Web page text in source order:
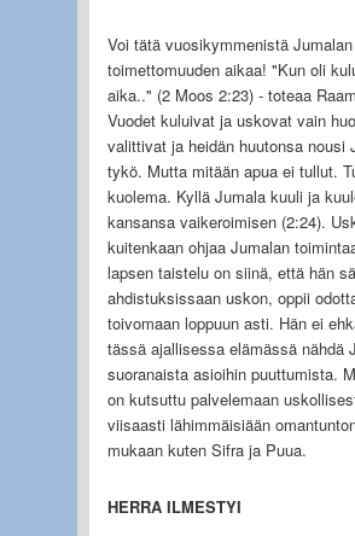
Voi tätä vuosikymmenistä Jumalan
toimettomuuden aikaa! "Kun oli
aika.." (2 Moos 2:23) - toteaa
Vuodet kuluivat ja uskovat vain
valittivat ja heidän huutonsa nousi
tykö. Mutta mitään apua ei tullut.
kuolema. Kyllä Jumala kuuli ja
kansansa vaikeroimisen (2:24).
kuitenkaan ohjaa Jumalan
lapsen taistelu on siinä, että hän
ahdistuksissaan uskon, oppii
toivomaan loppuun asti. Hän ei
tässä ajallisessa elämässä nähdä
suoranaista asioihin puuttumista.
on kutsuttu palvelemaan
viisaasti lähimmäisiään
mukaan kuten Sifra ja Puua.
HERRA ILMESTYI